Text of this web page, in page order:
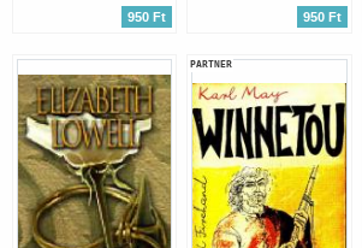
950 Ft 950 Ft
PARTNER